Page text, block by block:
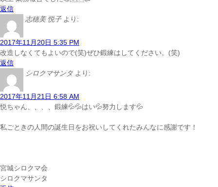
返信
志穂美 悦子 より:
2017年11月20日 5:35 PM
改造しなくてもよいので(笑)ぜひ鍛練はしてください。(笑)
返信
シロクマサンタ より:
2017年11月21日 6:58 AM
悦ちゃん、、、、鍛練💦💦はい💦努力します💦
私ごときの人間の誕生日をお祝いしてくれたみんなに感謝です！
宮城シロクマ会
シロクマサンタ